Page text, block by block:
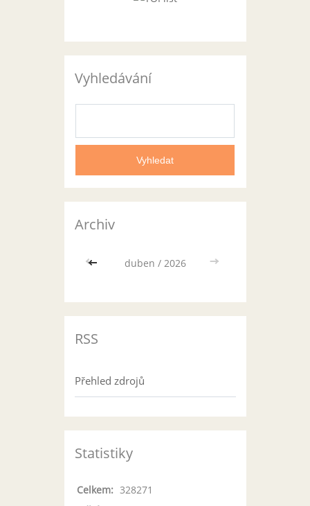
Vyhledávání
Archiv
<< duben / 2026 >>
RSS
Přehled zdrojů
Statistiky
Celkem: 328271